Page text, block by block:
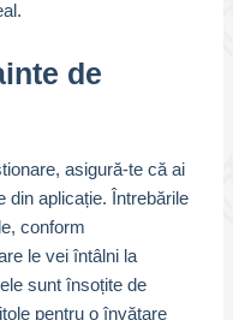
de
asigură-te că ai
din aplicație. Întrebările
conform
le vei întâlni la
sunt însoțite de
pentru o învățare